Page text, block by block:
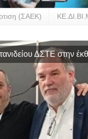
(ΣΑΕΚ)
ΔΣΤΕ στην